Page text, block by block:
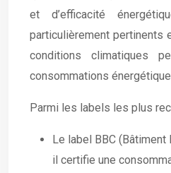
et d’efficacité
particulièrement pertinents
conditions climatiques
consommations
Parmi les labels les plus
Le label BBC
il certifie une